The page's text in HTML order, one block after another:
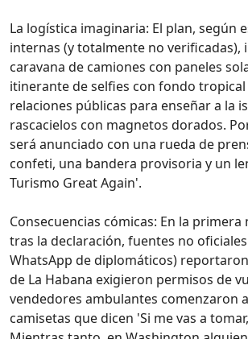
La logística imaginaria: El plan, según
internas (y totalmente no verificadas),
caravana de camiones con paneles
itinerante de selfies con fondo
relaciones públicas para enseñar a la
rascacielos con magnetos dorados.
será anunciado con una rueda de
confeti, una bandera provisoria y un
Turismo Great Again'.
Consecuencias cómicas: En la
tras la declaración, fuentes no
WhatsApp de diplomáticos)
de La Habana exigieron permisos de
vendedores ambulantes comenzaron
camisetas que dicen 'Si me vas a